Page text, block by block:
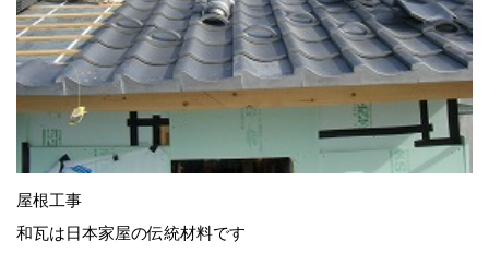
屋根工事
和瓦は日本家屋の伝統材料です